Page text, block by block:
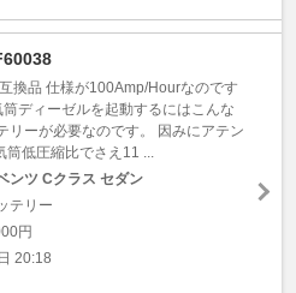
互換品 仕様が100Amp/Hourなのです
ディーゼルを起動するにはこんな
リーが必要なのです。 因みにアテン
低圧縮比でさえ11 ...
ンツ Cクラス セダン
テリー
円
20:18